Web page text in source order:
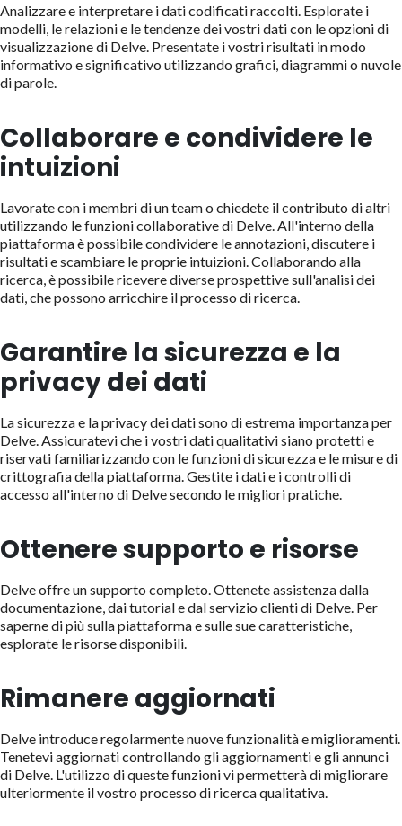
Analizzare e interpretare i dati codificati raccolti. Esplorate i
modelli, le relazioni e le tendenze dei vostri dati con le opzioni di
visualizzazione di Delve. Presentate i vostri risultati in modo
informativo e significativo utilizzando grafici, diagrammi o nuvole
di parole.
Collaborare e condividere le
intuizioni
Lavorate con i membri di un team o chiedete il contributo di altri
utilizzando le funzioni collaborative di Delve. All'interno della
piattaforma è possibile condividere le annotazioni, discutere i
risultati e scambiare le proprie intuizioni. Collaborando alla
ricerca, è possibile ricevere diverse prospettive sull'analisi dei
dati, che possono arricchire il processo di ricerca.
Garantire la sicurezza e la
privacy dei dati
La sicurezza e la privacy dei dati sono di estrema importanza per
Delve. Assicuratevi che i vostri dati qualitativi siano protetti e
riservati familiarizzando con le funzioni di sicurezza e le misure di
crittografia della piattaforma. Gestite i dati e i controlli di
accesso all'interno di Delve secondo le migliori pratiche.
Ottenere supporto e risorse
Delve offre un supporto completo. Ottenete assistenza dalla
documentazione, dai tutorial e dal servizio clienti di Delve. Per
saperne di più sulla piattaforma e sulle sue caratteristiche,
esplorate le risorse disponibili.
Rimanere aggiornati
Delve introduce regolarmente nuove funzionalità e miglioramenti.
Tenetevi aggiornati controllando gli aggiornamenti e gli annunci
di Delve. L'utilizzo di queste funzioni vi permetterà di migliorare
ulteriormente il vostro processo di ricerca qualitativa.